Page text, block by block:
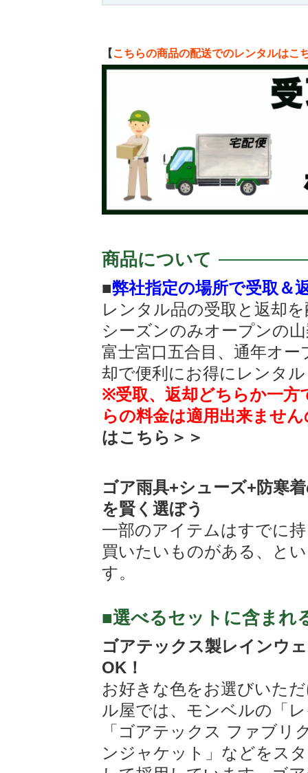
【こちらの商品の配送でのレンタルはこ
商品について
■弊社指定の場所で受取＆
レンタル品の受取と返却
シーズンのみオープンの
富士宮口五合目、通年オ
却で便利にお得にレンタ
※受取、返却どちらか一方
らの料金は適用出来ませ
はこちら＞＞
ゴア雨具+シューズ+防寒
を賢く選ぼう
一部のアイテムはすでに
買いたいものがある、と
す。
■選べるセットに含まれ
ゴアテックス製レインウ
OK！
お好きな色をお選びいた
ル屋では、モンベルの「
「ゴアテックス ファブリ
ンジャケット」などをス